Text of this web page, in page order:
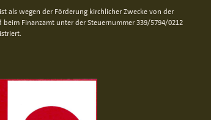
als wegen der Förderung kirchlicher Zwecke von der
Finanzamt unter der Steuernummer 339/5794/0212